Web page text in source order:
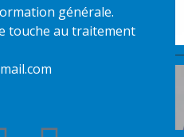
générale.
touche au traitement